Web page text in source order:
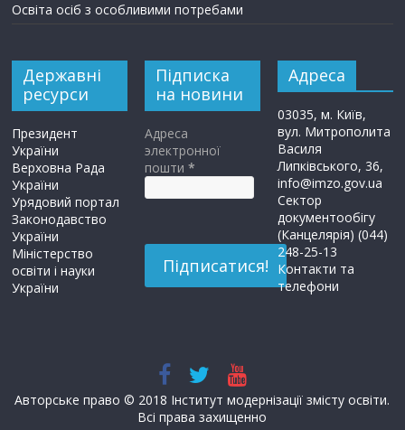
Освіта осіб з особливими потребами
Державні
ресурси
Президент
України
Верховна Рада
України
Урядовий портал
Законодавство
України
Міністерство
освіти і науки
України
Підписка
на новини
Адреса
электронної
пошти*
Адреса
03035, м. Київ,
вул. Митрополита
Василя
Липківського, 36,
info@imzo.gov.ua
Сектор
документообігу
(Канцелярія) (044)
248-25-13
Контакти та
телефони
Авторське право © 2018 Інститут модернізації змісту освіти.
Всі права захищенно